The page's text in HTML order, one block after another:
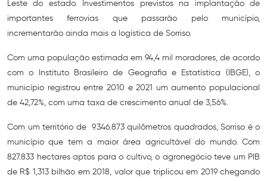
Leste do estado. Investimentos previstos na implantação de
importantes ferrovias que passarão pelo município,
incrementarão ainda mais a logística de Sorriso.
Com uma população estimada em 94,4 mil moradores, de acordo
com o Instituto Brasileiro de Geografia e Estatística (IBGE), o
município registrou entre 2010 e 2021 um aumento populacional
de 42,72%, com uma taxa de crescimento anual de 3,56%.
Com um território de 9.346.873 quilômetros quadrados, Sorriso é o
município que tem a maior área agricultável do mundo. Com
827.833 hectares aptos para o cultivo, o agronegócio teve um PIB
de R$ 1,313 bilhão em 2018, valor que triplicou em 2019 chegando